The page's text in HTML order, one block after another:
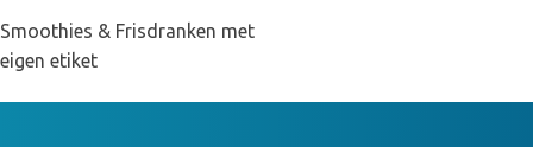
Smoothies & Frisdranken met
eigen etiket